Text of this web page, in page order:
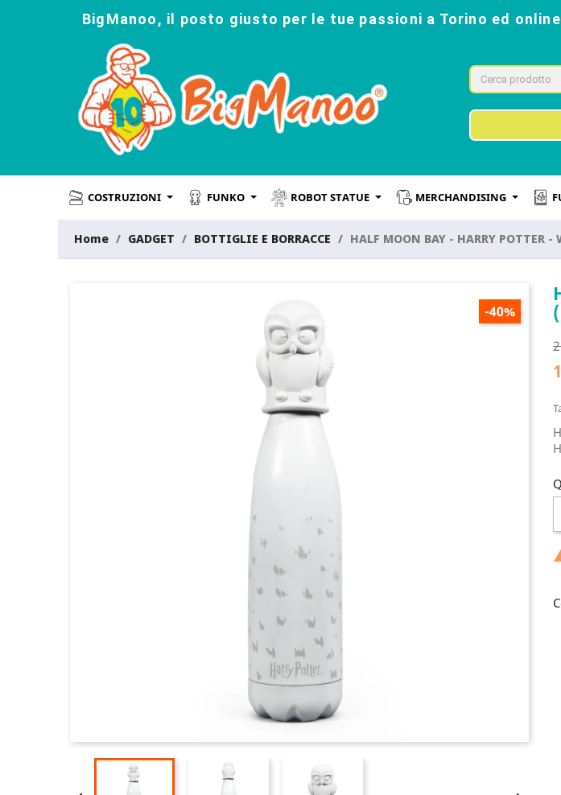
BigManoo, il posto giusto per le tue passioni a Torino ed
COSTRUZIONI FUNKO ROBOT STATUE MERCHANDISING
Home GADGET BOTTIGLIE E BORRACCE HALF MOON BAY - HARRY POTTER
-40%